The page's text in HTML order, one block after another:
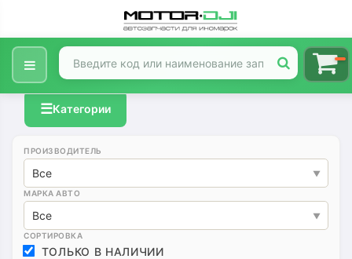
☰Категории
ПРОИЗВОДИТЕЛЬ
Все
МАРКА АВТО
Все
СОРТИРОВКА
ТОЛЬКО В НАЛИЧИИ